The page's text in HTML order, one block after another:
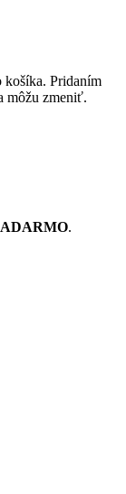
košíka. Pridaním
môžu zmeniť.
.